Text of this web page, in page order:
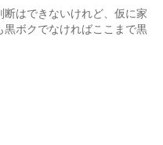
はできないけれど、仮に家
ボクでなければここまで黒